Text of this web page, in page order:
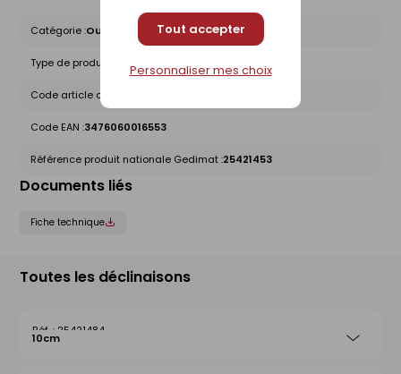
Tout accepter
Personnaliser mes choix
Catégorie :Outils de pose et finition
Type de produit :
Code article chez le fournisseur :
Code EAN :3476060016553
Référence produit nationale Gedimat :25421453
Documents liés
Fiche technique
Toutes les déclinaisons
25421484
10cm